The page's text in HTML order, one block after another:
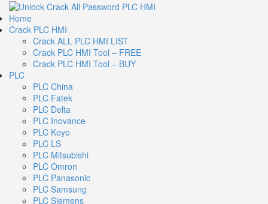
Home
Crack PLC HMI
Crack ALL PLC HMI LIST
Crack PLC HMI Tool – FREE
Crack PLC HMI Tool – BUY
PLC
PLC China
PLC Fatek
PLC Delta
PLC Inovance
PLC Koyo
PLC LS
PLC Mitsubishi
PLC Omron
PLC Panasonic
PLC Samsung
PLC Siemens